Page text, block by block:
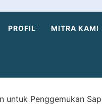
PROFIL MITRA KAMI
untuk Penggemukan